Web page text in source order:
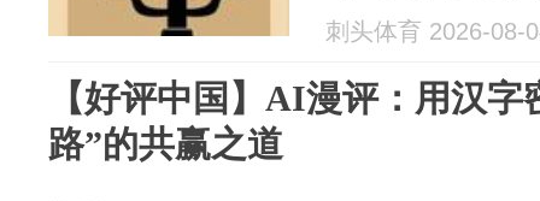
刺头体育 2026-08-
【好评中国】AI漫评：用汉
路”的共赢之道